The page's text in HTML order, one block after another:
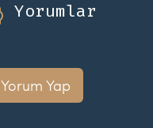
Yorumlar
Yorum Yap